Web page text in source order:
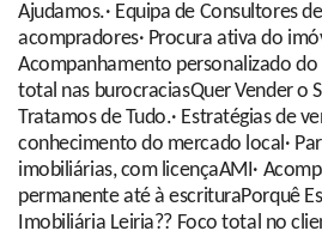
Ajudamos.· Equipa de Consultores
acompradores· Procura ativa do
Acompanhamento personalizado do
total nas burocraciasQuer Vender o
Tratamos de Tudo.· Estratégias de
conhecimento do mercado local·
imobiliárias, com licençaAMI·
permanente até à escrituraPorquê
Imobiliária Leiria?? Foco total no